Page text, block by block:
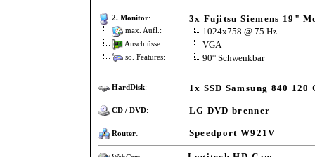
2. Monitor: 3x Fujitsu Siemens 19"
max. Aufl.: 1024x758 @ 75 Hz
Anschlüsse: VGA
so. Features: 90° Schwenkbar
HardDisk: 1x SSD Samsung 840 120
CD / DVD: LG DVD brenner
Router: Speedport W921V